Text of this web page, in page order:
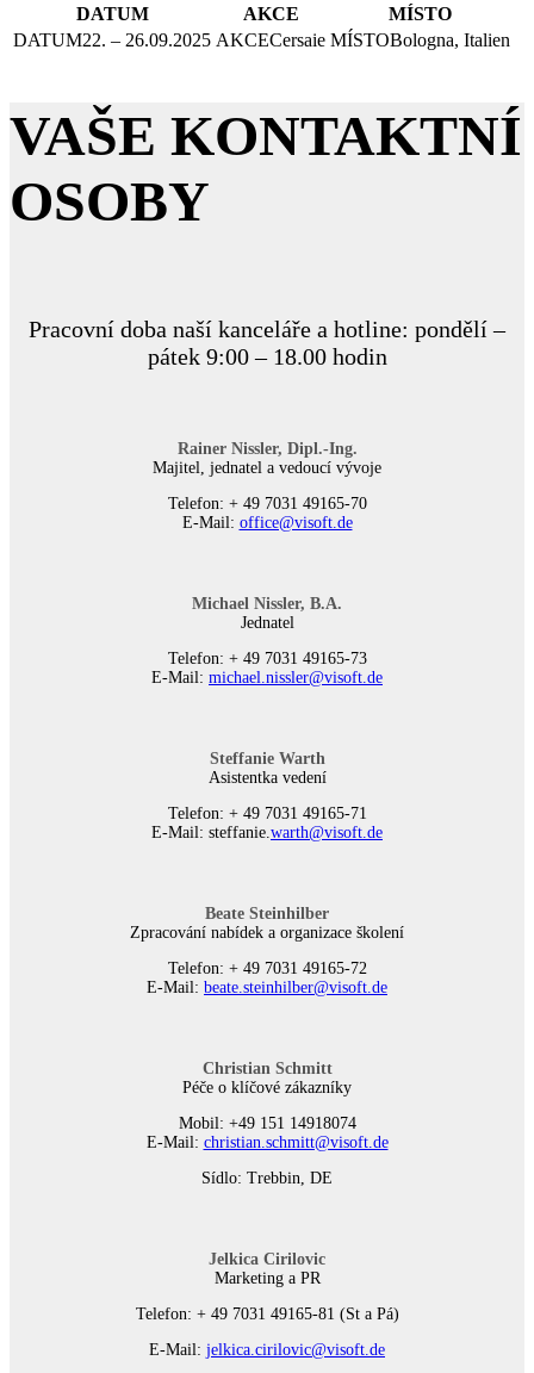
DATUM AKCE
MÍSTO
22. – 26.09.2025
Cersaie Bologna, Italien
VAŠE KONTAKTNÍ
OSOBY
Pracovní doba naší kanceláře a hotline: pondělí –
pátek 9:00 – 18.00 hodin
Rainer Nissler, Dipl.-Ing.
Majitel, jednatel a vedoucí vývoje
Telefon: + 49 7031 49165-70
E-Mail: office@visoft.de
Michael Nissler, B.A.
Jednatel
Telefon: + 49 7031 49165-73
E-Mail: michael.nissler@visoft.de
Steffanie Warth
Asistentka vedení
Telefon: + 49 7031 49165-71
E-Mail: steffanie.warth@visoft.de
Beate Steinhilber
Zpracování nabídek a organizace školení
Telefon: + 49 7031 49165-72
E-Mail: beate.steinhilber@visoft.de
Christian Schmitt
Péče o klíčové zákazníky
Mobil: +49 151 14918074
E-Mail: christian.schmitt@visoft.de
Sídlo: Trebbin, DE
Jelkica Cirilovic
Marketing a PR
Telefon: + 49 7031 49165-81 (St a Pá)
E-Mail: jelkica.cirilovic@visoft.de